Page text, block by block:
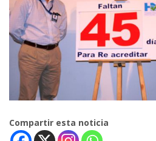
Compartir esta noticia